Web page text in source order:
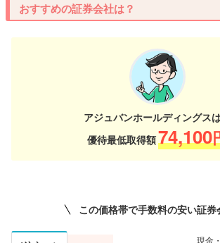
おすすめの証券会社は？
アジュバンホールディングスは
優待最低取得額74,100
この価格帯で手数料の安い証券
現金